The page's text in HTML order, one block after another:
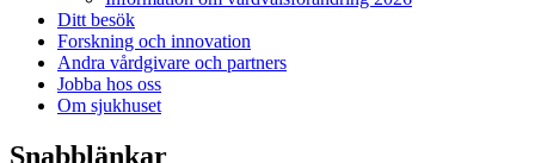
Ditt besök
Forskning och innovation
Andra vårdgivare och partners
Jobba hos oss
Om sjukhuset
Snabblänkar